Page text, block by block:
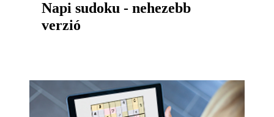
Napi sudoku - nehezebb
verzió